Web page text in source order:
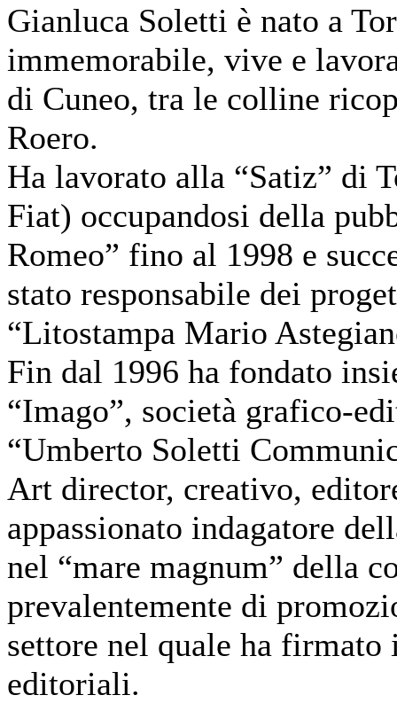
Gianluca Soletti è nato a
immemorabile, vive e
di Cuneo, tra le colline
Roero.
Ha lavorato alla “Satiz” di
Fiat) occupandosi della
Romeo” fino al 1998 e
stato responsabile dei
“Litostampa Mario
Fin dal 1996 ha fondato
“Imago”, società grafico-
“Umberto Soletti
Art director, creativo,
appassionato indagatore
nel “mare magnum” della
prevalentemente di
settore nel quale ha
editoriali.